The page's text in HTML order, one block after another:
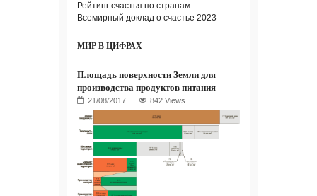
Рейтинг счастья по странам.
Всемирный доклад о счастье 2023
МИР В ЦИФРАХ
Площадь поверхности Земли для
производства продуктов питания
842 Views